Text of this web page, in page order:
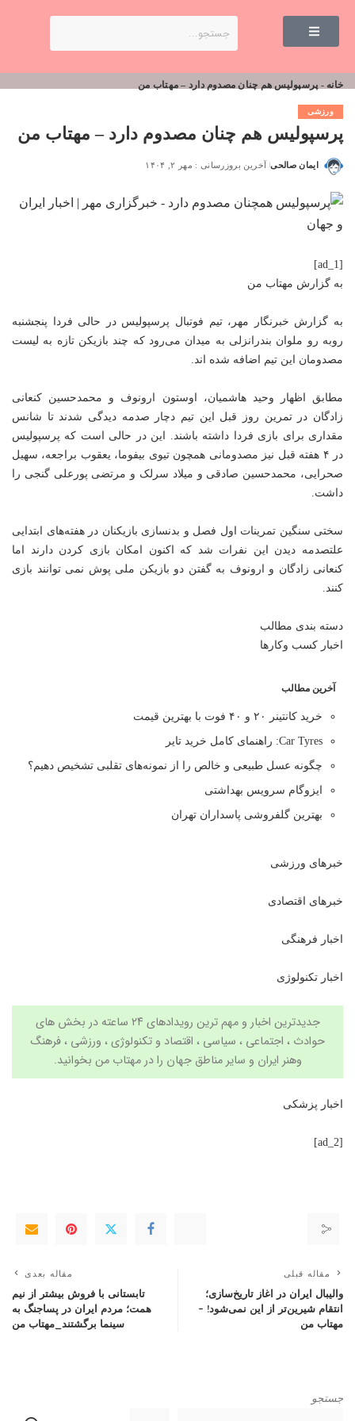
خانه - پرسپولیس هم چنان مصدوم دارد – مهتاب من
ورزشی
پرسپولیس هم چنان مصدوم دارد – مهتاب من
ایمان صالحی آخرین بروزرسانی : مهر ۲, ۱۴۰۴
[ad_1]
به گزارش مهتاب من
به گزارش خبرنگار مهر، تیم فوتبال پرسپولیس در حالی فردا پنجشنبه
روبه رو ملوان بندرانزلی به میدان می‌رود که چند بازیکن تازه به لیست
مصدومان این تیم اضافه شده اند.
مطابق اظهار وحید هاشمیان، اوستون ارونوف و محمدحسین کنعانی
زادگان در تمرین روز قبل این تیم دچار صدمه دیدگی شدند تا شانس
مقداری برای بازی فردا داشته باشند. این در حالی است که پرسپولیس
در ۴ هفته قبل نیز مصدومانی همچون تیوی بیفوما، یعقوب براجعه، سهیل
صحرایی، محمدحسین صادقی و میلاد سرلک و مرتضی پورعلی گنجی را
داشت.
سختی سنگین تمرینات اول فصل و بدنسازی بازیکنان در هفته‌های ابتدایی
علتصدمه دیدن این نفرات شد که اکنون امکان بازی کردن دارند اما
کنعانی زادگان و ارونوف به گفتن دو بازیکن ملی پوش نمی توانند بازی
کنند.
دسته بندی مطالب
اخبار کسب وکارها
آخرین مطالب
خرید کانتینر ۲۰ و ۴۰ فوت با بهترین قیمت
Car Tyres: راهنمای کامل خرید تایر
چگونه عسل طبیعی و خالص را از نمونه‌های تقلبی تشخیص دهیم؟
ایزوگام سرویس بهداشتی
بهترین گلفروشی پاسداران تهران
خبرهای ورزشی
خبرهای اقتصادی
اخبار فرهنگی
اخبار تکنولوژی
جدیدترین اخبار و مهم ترین رویدادهای ۲۴ ساعته در بخش های
حوادث ، اجتماعی ، سیاسی ، اقتصاد و تکنولوژی، ورزشی ، فرهنگ
وهنر ایران و سایر مناطق جهان را درمهتاب من بخوانید.
اخبار پزشکی
[ad_2]
مقاله قبلی
والیبال ایران در اغاز تاریخ‌سازی؛
انتقام شیرین‌تر از این نمی‌شود! –
مهتاب من
مقاله بعدی
تابستانی با فروش بیشتر از نیم
همت؛ مردم ایران در پساجنگ به
سینما برگشتند_مهتاب من
جستجو